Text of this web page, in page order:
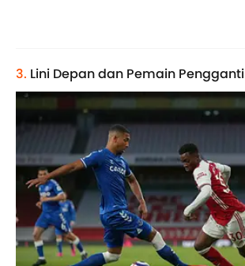
3. Lini Depan dan Pemain Pengganti